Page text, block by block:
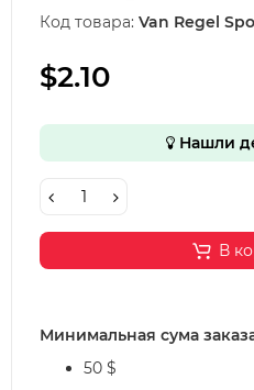
Код товара: Van Regel
$2.10
Нашли
В
Минимальная сума
50 $